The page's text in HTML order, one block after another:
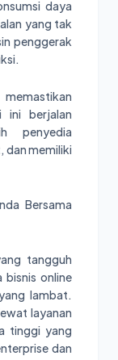
daya
yang tak
penggerak
ini berjalan
penyedia
dan memiliki
Bersama
tangguh
bisnis online
lambat.
layanan
tinggi yang
dan